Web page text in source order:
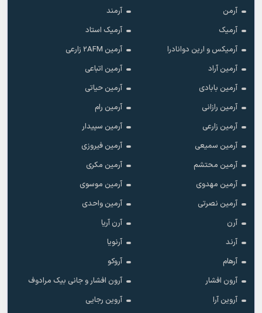
آرمن
آرمند
آرمیک
آرمیک استاد
آرمیکس و ارین دوانادرا
آرمین 2AFM زارعی
آرمین آراد
آرمین اتباعی
آرمین بابادی
آرمین حیاتی
آرمین رازانی
آرمین رام
آرمین زارعی
آرمین سپیدار
آرمین سمیعی
آرمین فیروزی
آرمین محتشم
آرمین مکری
آرمین مهدوی
آرمین موسوی
آرمین نصرتی
آرمین واحدی
آرن
آرن آریا
آرند
آرنویا
آرهام
آروکو
آرون افشار
آرون افشار و جانی بیک مرادوف
آروین آرا
آروین رجایی